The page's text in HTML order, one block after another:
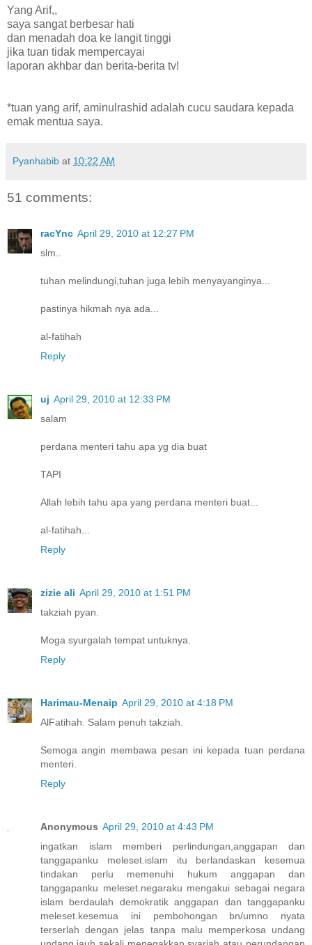
Yang Arif,,
saya sangat berbesar hati
dan menadah doa ke langit tinggi
jika tuan tidak mempercayai
laporan akhbar dan berita-berita tv!
*tuan yang arif, aminulrashid adalah cucu saudara kepada
emak mentua saya.
Pyanhabib at 10:22 AM
51 comments:
racYnc April 29, 2010 at 12:27 PM
slm..
tuhan melindungi,tuhan juga lebih menyayanginya...
pastinya hikmah nya ada...
al-fatihah
Reply
uj April 29, 2010 at 12:33 PM
salam
perdana menteri tahu apa yg dia buat
TAPI
Allah lebih tahu apa yang perdana menteri buat...
al-fatihah...
Reply
zizie ali April 29, 2010 at 1:51 PM
takziah pyan.
Moga syurgalah tempat untuknya.
Reply
Harimau-Menaip April 29, 2010 at 4:18 PM
AlFatihah. Salam penuh takziah.
Semoga angin membawa pesan ini kepada tuan perdana
menteri.
Reply
Anonymous April 29, 2010 at 4:43 PM
ingatkan islam memberi perlindungan,anggapan dan
tanggapanku meleset.islam itu berlandaskan kesemua
tindakan perlu memenuhi hukum anggapan dan
tanggapanku meleset.negaraku mengakui sebagai negara
islam berdaulah demokratik anggapan dan tanggapanku
meleset.kesemua ini pembohongan bn/umno nyata
terserlah dengan jelas tanpa malu memperkosa undang